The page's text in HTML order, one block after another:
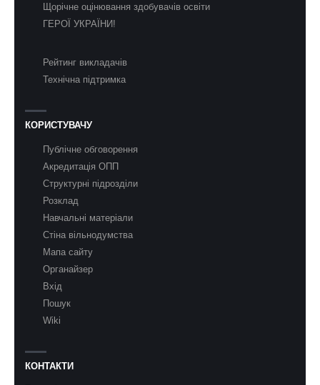
Щорічне оцінювання здобувачів освіти
ГЕРОЇ УКРАЇНИ!
Рейтинг викладачів
Технічна підтримка
КОРИСТУВАЧУ
Публічне обговорення
Акредитація ОПП
Структурні підрозділи
Розклад
Навчальні матеріали
Стіна вільнодумства
Мапа сайту
Органайзер
Вхід
Пошук
Wiki
КОНТАКТИ